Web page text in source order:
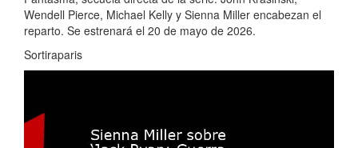
Wendell Pierce, Michael Kelly y Sienna Miller encabezan el
reparto. Se estrenará el 20 de mayo de 2026.
Sortiraparis